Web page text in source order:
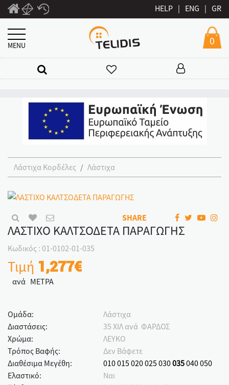
HELP | ENG | GR
MENU 0
Λάστιχα Κορδέλες Λάστιχα
SHARE
ΛΑΣΤΙΧΟ ΚΑΛΤΣΟΔΕΤΑ ΠΑΡΑΓΩΓΗΣ
Κωδικός : 01-0102-01-035
Τιμή 1,277€
ανά ΜΕΤΡΑ
Ομάδα:
Λάστιχα
Διαστάσεις:
35 ΧΙΛ ανά ΦΑΡΔΟΣ
Χρώμα:
ΛΕΥΚΟ
Τρόπος Βαφής:
Δεν Βάφετε
Διαθέσιμα Μεγέθη:
010015020025030035040050
Ελαστικό:
Ναι